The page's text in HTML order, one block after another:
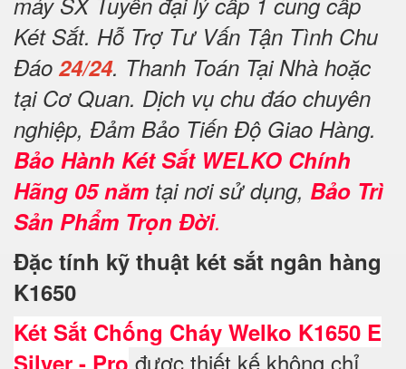
Két Sắt. Hỗ Trợ Tư Vấn Tận Tình Chu
Đáo 24/24. Thanh Toán Tại Nhà hoặc
tại Cơ Quan. Dịch vụ chu đáo chuyên
nghiệp, Đảm Bảo Tiến Độ Giao Hàng.
Bảo Hành Két Sắt WELKO Chính
Hãng 05 năm tại nơi sử dụng, Bảo Trì
Sản Phẩm Trọn Đời.
Đặc tính kỹ thuật két sắt ngân hàng
K1650
Két Sắt Chống Cháy Welko K1650 E
Silver - Pro được thiết kế không chỉ